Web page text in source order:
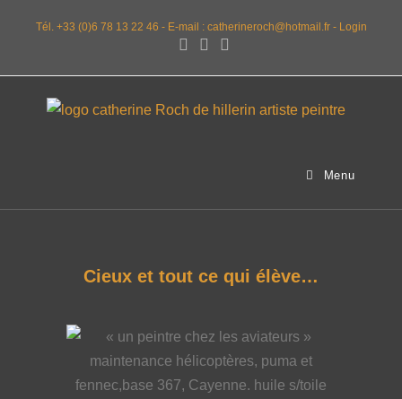
Tél. +33 (0)6 78 13 22 46 - E-mail : catherineroch@hotmail.fr - Login
Menu
Cieux et tout ce qui élève…